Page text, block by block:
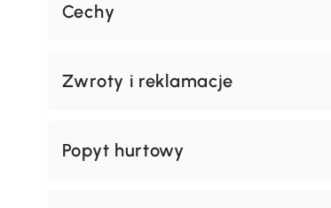
Cechy
Zwroty i reklamacje
Popyt hurtowy